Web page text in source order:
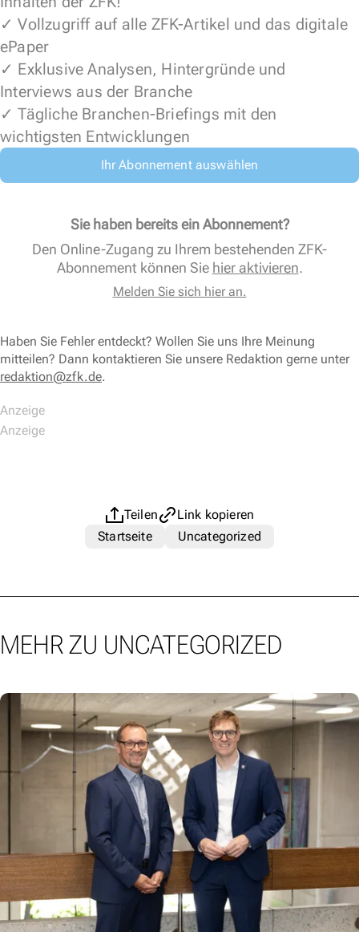
✓ Vollzugriff auf alle ZFK-Artikel und das digitale
ePaper
✓ Exklusive Analysen, Hintergründe und
Interviews aus der Branche
✓ Tägliche Branchen-Briefings mit den
wichtigsten Entwicklungen
Ihr Abonnement auswählen
Sie haben bereits ein Abonnement?
Den Online-Zugang zu Ihrem bestehenden ZFK-
Abonnement können Sie hier aktivieren.
Melden Sie sich hier an.
Haben Sie Fehler entdeckt? Wollen Sie uns Ihre Meinung
mitteilen? Dann kontaktieren Sie unsere Redaktion gerne unter
redaktion@zfk.de.
Teilen
Link kopieren
Startseite
Uncategorized
MEHR ZU UNCATEGORIZED